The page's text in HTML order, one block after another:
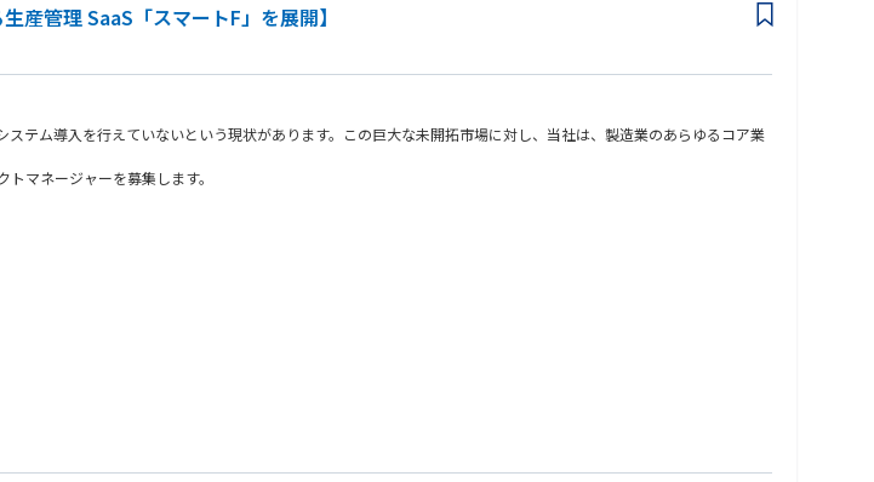
管理 SaaS「スマートF」を展開】
テム導入を行えていないという現状があります。この巨大な未開拓市場に対し、当社は、製造業のあらゆるコア業
マネージャーを募集します。
機能」としてプロダクト構造に落とし込む。
、リリースまでのプロジェクトを推進する。
る